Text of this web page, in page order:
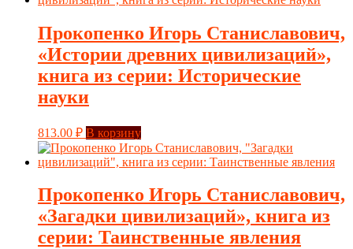
Прокопенко Игорь Станиславович,
«Истории древних цивилизаций»,
книга из серии: Исторические
науки
813.00 ₽ В корзину
Прокопенко Игорь Станиславович,
«Загадки цивилизаций», книга из
серии: Таинственные явления